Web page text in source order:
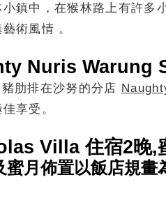
鎮中，在猴林路上有許多
術風情 。
Nuris Warung
肋排在沙努的分店
享受。
Villa 住宿2晚,
蜜月佈置以飯店規畫